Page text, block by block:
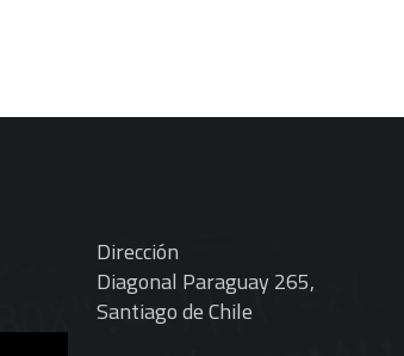
Dirección
Diagonal Paraguay 265,
Santiago de Chile